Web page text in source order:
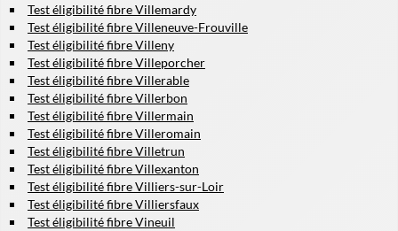
Test éligibilité fibre Villemardy
Test éligibilité fibre Villeneuve-Frouville
Test éligibilité fibre Villeny
Test éligibilité fibre Villeporcher
Test éligibilité fibre Villerable
Test éligibilité fibre Villerbon
Test éligibilité fibre Villermain
Test éligibilité fibre Villeromain
Test éligibilité fibre Villetrun
Test éligibilité fibre Villexanton
Test éligibilité fibre Villiers-sur-Loir
Test éligibilité fibre Villiersfaux
Test éligibilité fibre Vineuil